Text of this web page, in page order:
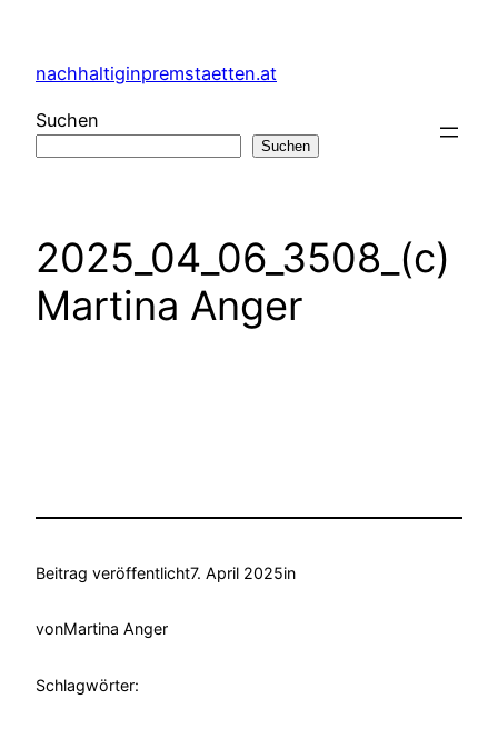
springen
nachhaltiginpremstaetten.at
Suchen
Suchen
2025_04_06_3508_(c)
Martina Anger
Beitrag veröffentlicht7. April 2025in
vonMartina Anger
Schlagwörter: